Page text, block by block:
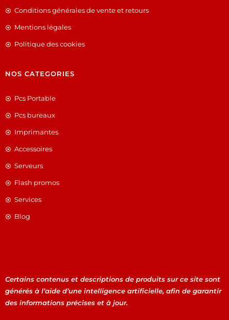
Conditions générales de vente et retours
Mentions légales
Politique des cookies
NOS CATEGORIES
Pcs Portable
Pcs bureaux
Imprimantes
Accessoires
Serveurs
Flash promos
Services
Blog
Certains contenus et descriptions de produits sur ce site sont
générés à l’aide d’une intelligence artificielle, afin de garantir
des informations précises et à jour.